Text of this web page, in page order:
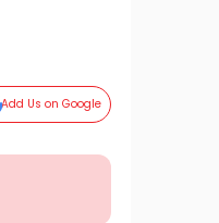
Add Us on Google